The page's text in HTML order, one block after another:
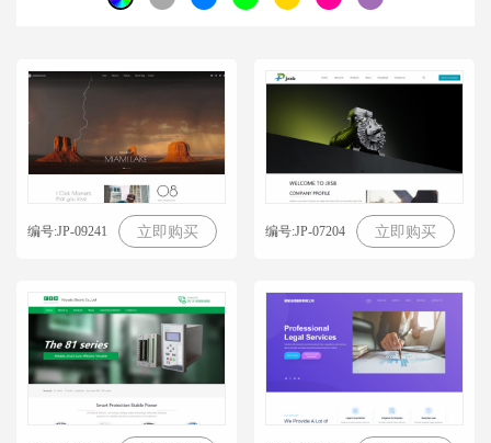
编号:JP-09241 立即购买 编号:JP-07204 立即购买